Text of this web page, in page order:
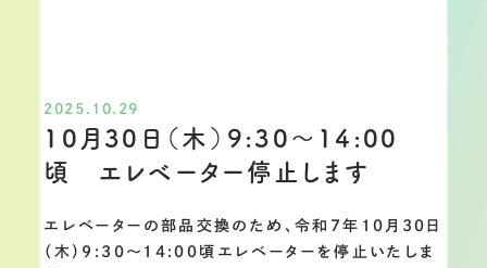
2025.10.29
10月30日（木）9:30～14:00
頃 エレベーター停止します
エレベーターの部品交換のため、令和7年10月30日
（木）9:30～14:00頃エレベーターを停止いたしま